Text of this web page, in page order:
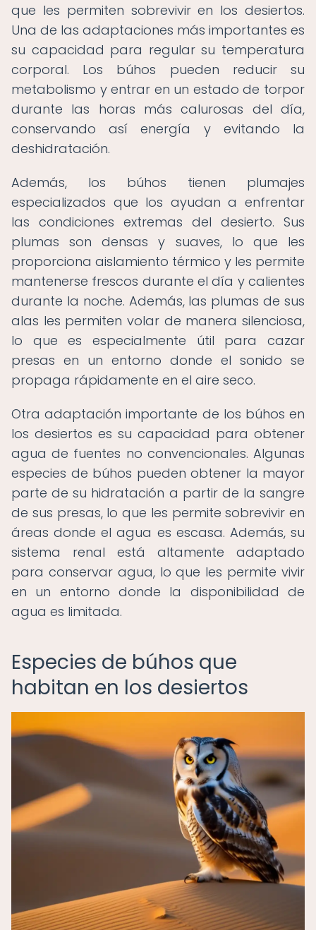
que les permiten sobrevivir en los desiertos.
Una de las adaptaciones más importantes es
su capacidad para regular su temperatura
corporal. Los búhos pueden reducir su
metabolismo y entrar en un estado de torpor
durante las horas más calurosas del día,
conservando así energía y evitando la
deshidratación.
Además, los búhos tienen plumajes
especializados que los ayudan a enfrentar
las condiciones extremas del desierto. Sus
plumas son densas y suaves, lo que les
proporciona aislamiento térmico y les permite
mantenerse frescos durante el día y calientes
durante la noche. Además, las plumas de sus
alas les permiten volar de manera silenciosa,
lo que es especialmente útil para cazar
presas en un entorno donde el sonido se
propaga rápidamente en el aire seco.
Otra adaptación importante de los búhos en
los desiertos es su capacidad para obtener
agua de fuentes no convencionales. Algunas
especies de búhos pueden obtener la mayor
parte de su hidratación a partir de la sangre
de sus presas, lo que les permite sobrevivir en
áreas donde el agua es escasa. Además, su
sistema renal está altamente adaptado
para conservar agua, lo que les permite vivir
en un entorno donde la disponibilidad de
agua es limitada.
Especies de búhos que
habitan en los desiertos